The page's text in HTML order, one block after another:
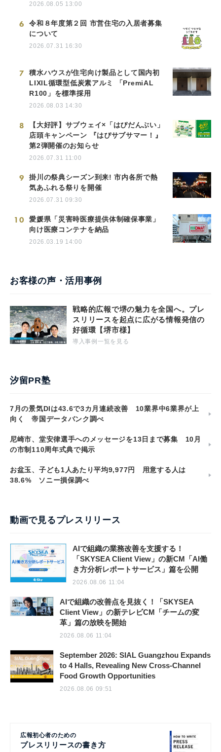
2026.08.05 13:00
6
令和８年度第２回 市営住宅の入居者募集
について
2026.07.31 16:30
7
積水ハウスが住宅向け製品として国内初
LIXIL循環型低炭素アルミ 「PremiAL
R100」を標準採用
2026.08.03 14:30
8
【大好評】サブウェイ×「はぴだんぶい」
店頭キャンペーン 『はぴサブサマー！』
第2弾開催のお知らせ
2026.07.31 11:00
9
掛川の祭典シーズン到来! 市内各所で熱
気あふれる祭りを開催
2026.07.31 09:30
10
愛媛県「災害時医療提供体制確保事業」
向け医療コンテナを納品
2026.03.19 14:00
お客様の声・活用事例
戦略的広報で堺の魅力を全国へ。プレ
スリリースを起点に広がる情報発信の
好循環【堺市様】
導入事例一覧を見る
汐留PR塾
7月の景気DIは43.6で3カ月連続改善 10業界中6業界が上
向く 帝国データバンク調べ
尼崎市、堂安律選手へのメッセージを13日まで募集 10月
の市制110周年式典で掲示
お盆玉、子ども1人あたり平均9,977円 用意する人は
38.6% ソニー損保調べ
動画で見るプレスリリース
AIで組織の業務改善を支援する！
「SKYSEA Client View」の新CM「AI働
き方分析レポートサービス」篇を公開
2026.08.06 11:04
AIで組織の改善点を見抜く！「SKYSEA
Client View」の新テレビCM「チームの変
革」篇の放映を開始
2026.08.06 11:04
September 2026: SIAL Guangzhou Expands
to 4 Halls, Revealing New Cross-Channel
Food Growth Opportunities
2026.08.06 09:51
広報初心者のための
プレスリリースの書き方